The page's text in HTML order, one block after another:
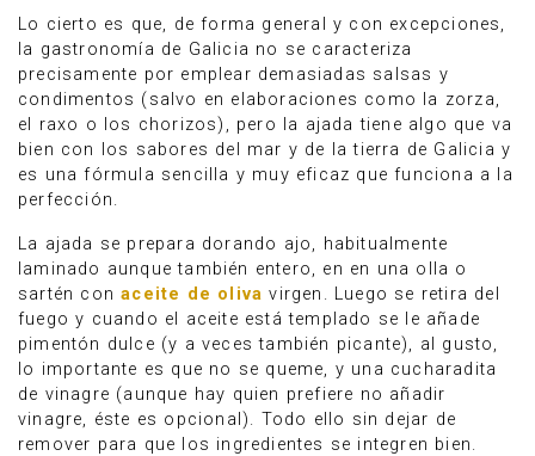
Lo cierto es que, de forma general y con excepciones,
la gastronomía de Galicia no se caracteriza
precisamente por emplear demasiadas salsas y
condimentos (salvo en elaboraciones como la zorza,
el raxo o los chorizos), pero la ajada tiene algo que va
bien con los sabores del mar y de la tierra de Galicia y
es una fórmula sencilla y muy eficaz que funciona a la
perfección.
La ajada se prepara dorando ajo, habitualmente
laminado aunque también entero, en en una olla o
sartén conaceite de oliva virgen. Luego se retira del
fuego y cuando el aceite está templado se le añade
pimentón dulce (y a veces también picante), al gusto,
lo importante es que no se queme, y una cucharadita
de vinagre (aunque hay quien prefiere no añadir
vinagre, éste es opcional). Todo ello sin dejar de
remover para que los ingredientes se integren bien.